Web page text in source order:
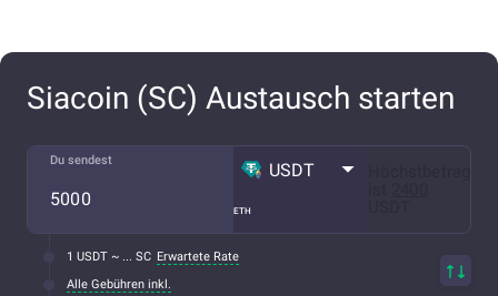
Siacoin (SC) Austausch starten
Du sendest
ETH
USDT
1 USDT ~ ... SC Erwartete Rate
Alle Gebühren inkl.